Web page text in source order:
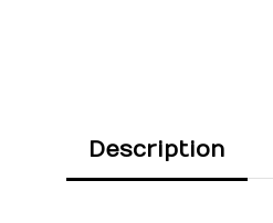
Description